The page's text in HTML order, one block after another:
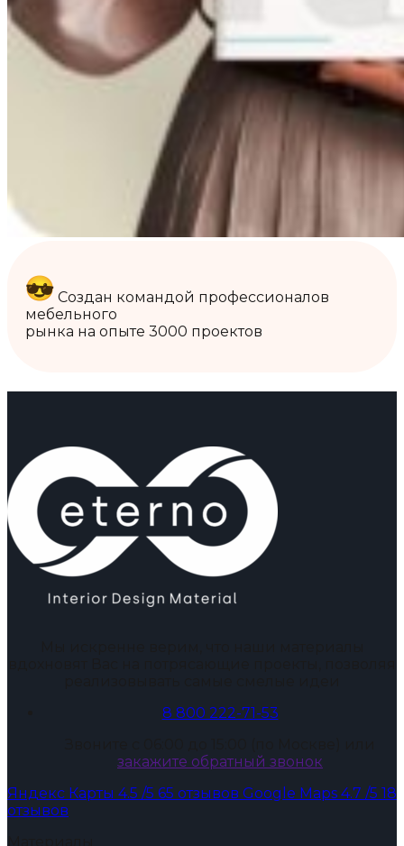
Создан командой профессионалов
мебельного
рынка на опыте 3000 проектов
8 800 222-71-53
закажите обратный звонок
Яндекс Карты 4.5 /5 65 отзывов Google Maps 4.7 /5 18
отзывов